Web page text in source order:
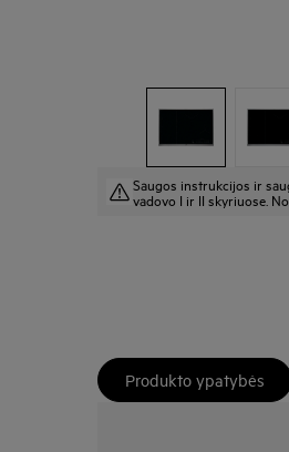
Saugos instrukcijos ir
vadovo I ir II skyriuose.
Produkto ypatybės